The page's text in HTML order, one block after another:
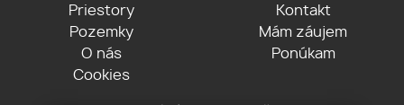
Priestory
Pozemky
O nás
Cookies
Kontakt
Mám záujem
Ponúkam